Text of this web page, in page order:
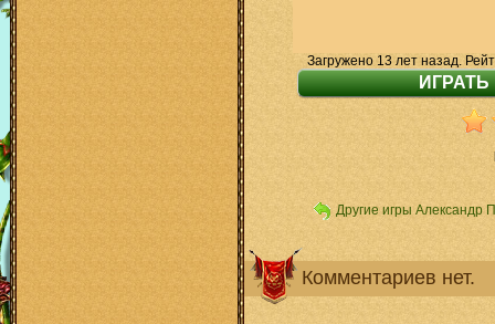
Загружено 13 лет назад.
Другие игры Александр
Комментариев нет.